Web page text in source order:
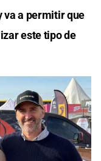
va a permitir que
este tipo de